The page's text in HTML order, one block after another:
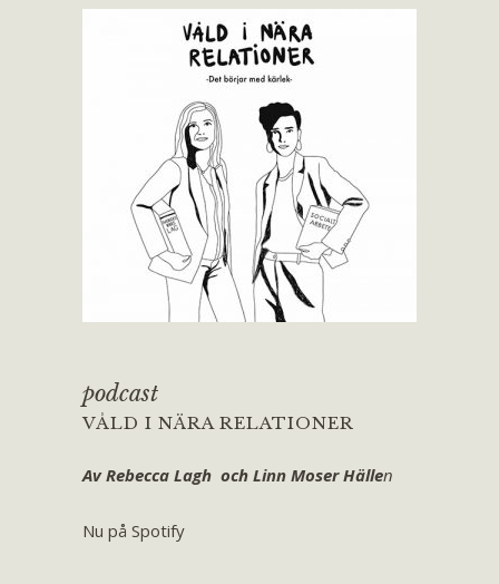
podcast
VÅLD I NÄRA RELATIONER
Av Rebecca Lagh och Linn Moser Hällen
Nu på Spotify